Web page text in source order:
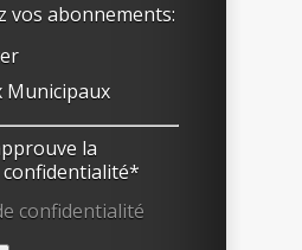
vos abonnements:
Municipaux
la
confidentialité